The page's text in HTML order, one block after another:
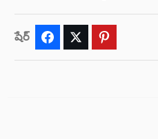
షేర్ Facebook Twitter